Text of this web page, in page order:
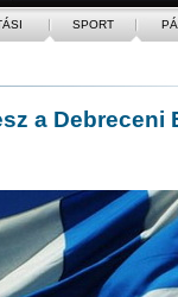
SPORT
a Debreceni